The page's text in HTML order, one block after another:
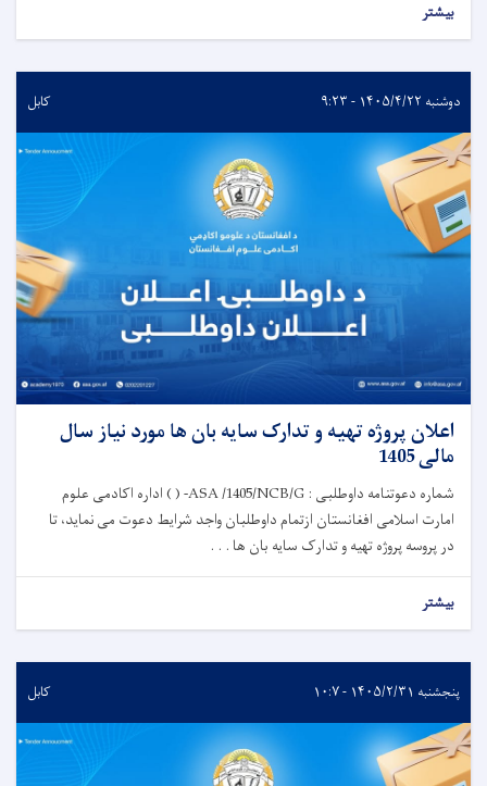
بیشتر
دوشنبه ۱۴۰۵/۴/۲۲ - ۹:۲۳ کابل
اعلان پروژه تهیه و تدارک سایه بان ها مورد نیاز سال
مالی 1405
شماره دعوتنامه داوطلبی : ASA /1405/NCB/G- ( ) اداره اکادمی علوم
امارت اسلامی افغانستان ازتمام داوطلبان واجد شرایط دعوت می نماید، تا
در پروسه پروژه تهیه و تدارک سایه بان ها . . .
بیشتر
پنجشنبه ۱۴۰۵/۲/۳۱ - ۱۰:۷ کابل